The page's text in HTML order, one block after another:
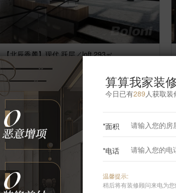
【北辰香麓】现代 跃层／loft 293㎡
谢岳 2735048浏览 这样装修多少钱?
算算我家装
今日已有289 人获取
*面积
*电话
温馨提示:
稍后将有装修顾问来电为